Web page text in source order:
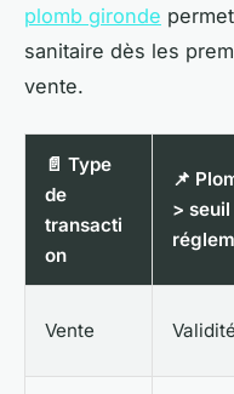
plomb gironde
sanitaire dès les
vente.
📄 Type
de
transacti
on
📌
> seuil
Vente